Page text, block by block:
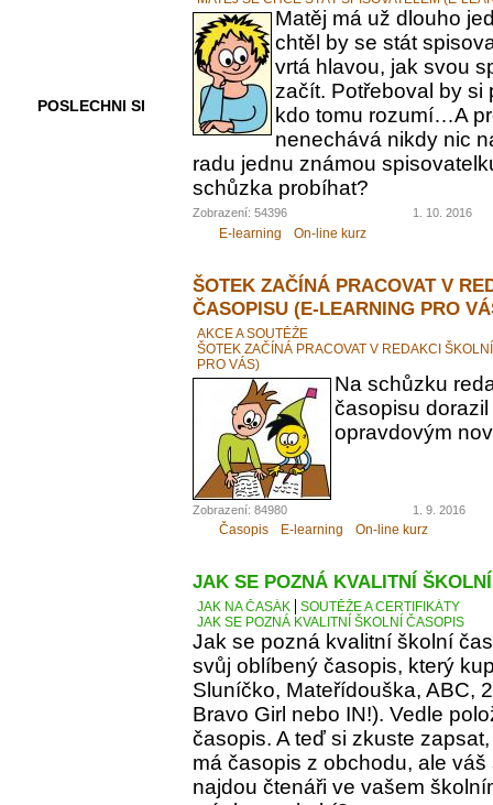
POSLECHNI SI
Matěj má už dlouho
chtěl by se stát
vrtá hlavou, jak svou
začít. Potřeboval by si
kdo tomu rozumí…A
nenechává nikdy nic
radu jednu známou
schůzka probíhat?
Zobrazení: 54396 1. 10. 2016
E-learning On-line kurz
ŠOTEK ZAČÍNÁ PRACOVAT V
ČASOPISU (E-LEARNING PRO
AKCE A SOUTĚŽE
ŠOTEK ZAČÍNÁ PRACOVAT V REDAKCI
PRO VÁS)
Na schůzku
časopisu
opravdovým
Zobrazení: 84980 1. 9. 2016
Časopis E-learning On-line kurz
JAK SE POZNÁ KVALITNÍ
JAK NA ČASÁK
SOUTĚŽE A CERTIFIKÁTY
JAK SE POZNÁ KVALITNÍ ŠKOLNÍ ČASOPIS
Jak se pozná kvalitní školní
svůj oblíbený časopis, který
Sluníčko, Mateřídouška, ABC,
Bravo Girl nebo IN!). Vedle
časopis. A teď si zkuste
má časopis z obchodu, ale
najdou čtenáři ve vašem